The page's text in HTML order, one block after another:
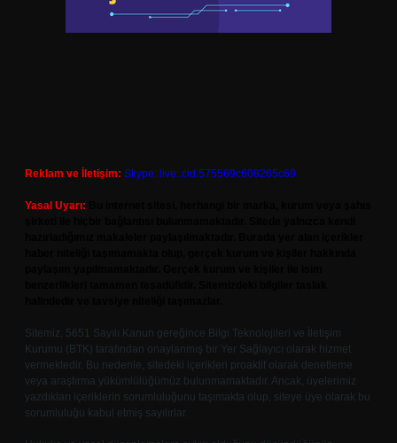
Reklam ve İletişim: Skype: live:.cid.575569c608265c69
Yasal Uyarı:
Sitemiz, 5651 Sayılı Kanun gereğince Bilgi Teknolojileri ve İletişim
Kurumu (BTK) tarafından onaylanmış bir Yer Sağlayıcı olarak hizmet
vermektedir. Bu nedenle, sitedeki içerikleri proaktif olarak denetleme
veya araştırma yükümlülüğümüz bulunmamaktadır. Ancak, üyelerimiz
yazdıkları içeriklerin sorumluluğunu taşımakta olup, siteye üye olarak bu
sorumluluğu kabul etmiş sayılırlar.